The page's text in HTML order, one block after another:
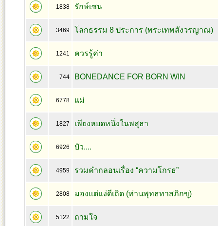
1838 รักษ์เซน
3469 โลกธรรม 8 ประการ (พระเทพสังวรญาณ)
1241 ควรรู้ค่า
744 BONEDANCE FOR BORN WIN
6778 แม่
1827 เพียงหยดหนึ่งในพสุธา
6926 บัว....
4959 รวมคำกลอนเรื่อง “ความโกรธ”
2808 มองแต่แง่ดีเถิด (ท่านพุทธทาสภิกขุ)
5122 ถามใจ